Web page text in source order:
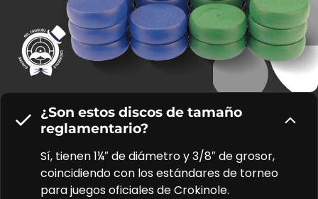
¿Son estos discos de tamaño
reglamentario?
Sí, tienen 1¼″ de diámetro y 3/8″ de grosor,
coincidiendo con los estándares de torneo
para juegos oficiales de Crokinole.